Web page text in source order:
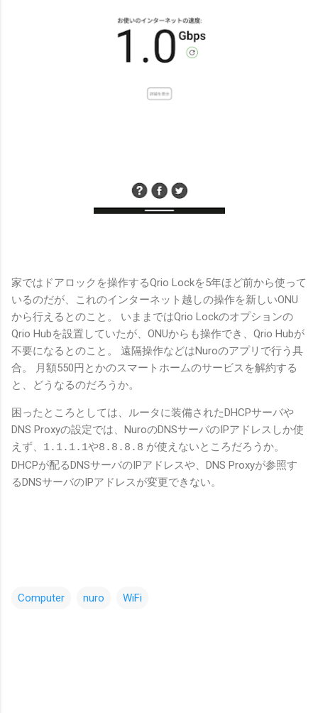
家ではドアロックを操作するQrio Lockを5年ほど前から使って
いるのだが、これのインターネット越しの操作を新しいONU
から行えるとのこと。 いままではQrio Lockのオプションの
Qrio Hubを設置していたが、ONUからも操作でき、Qrio Hubが
不要になるとのこと。 遠隔操作などはNuroのアプリで行う具
合。 月額550円とかのスマートホームのサービスを解約する
と、どうなるのだろうか。
困ったところとしては、ルータに装備されたDHCPサーバや
DNS Proxyの設定では、NuroのDNSサーバのIPアドレスしか使
えず、 1.1.1.1や8.8.8.8 が使えないところだろうか。
DHCPが配るDNSサーバのIPアドレスや、DNS Proxyが参照す
るDNSサーバのIPアドレスが変更できない。
Computer nuro WiFi